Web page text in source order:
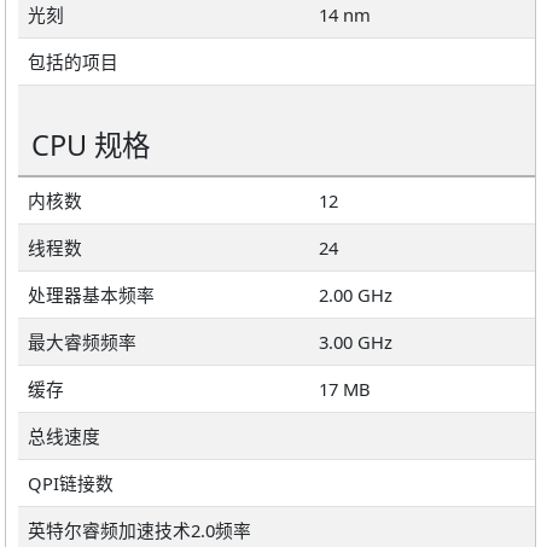
光刻
14 nm
包括的项目
CPU 规格
内核数
12
线程数
24
处理器基本频率
2.00 GHz
最大睿频频率
3.00 GHz
缓存
17 MB
总线速度
QPI链接数
英特尔睿频加速技术2.0频率